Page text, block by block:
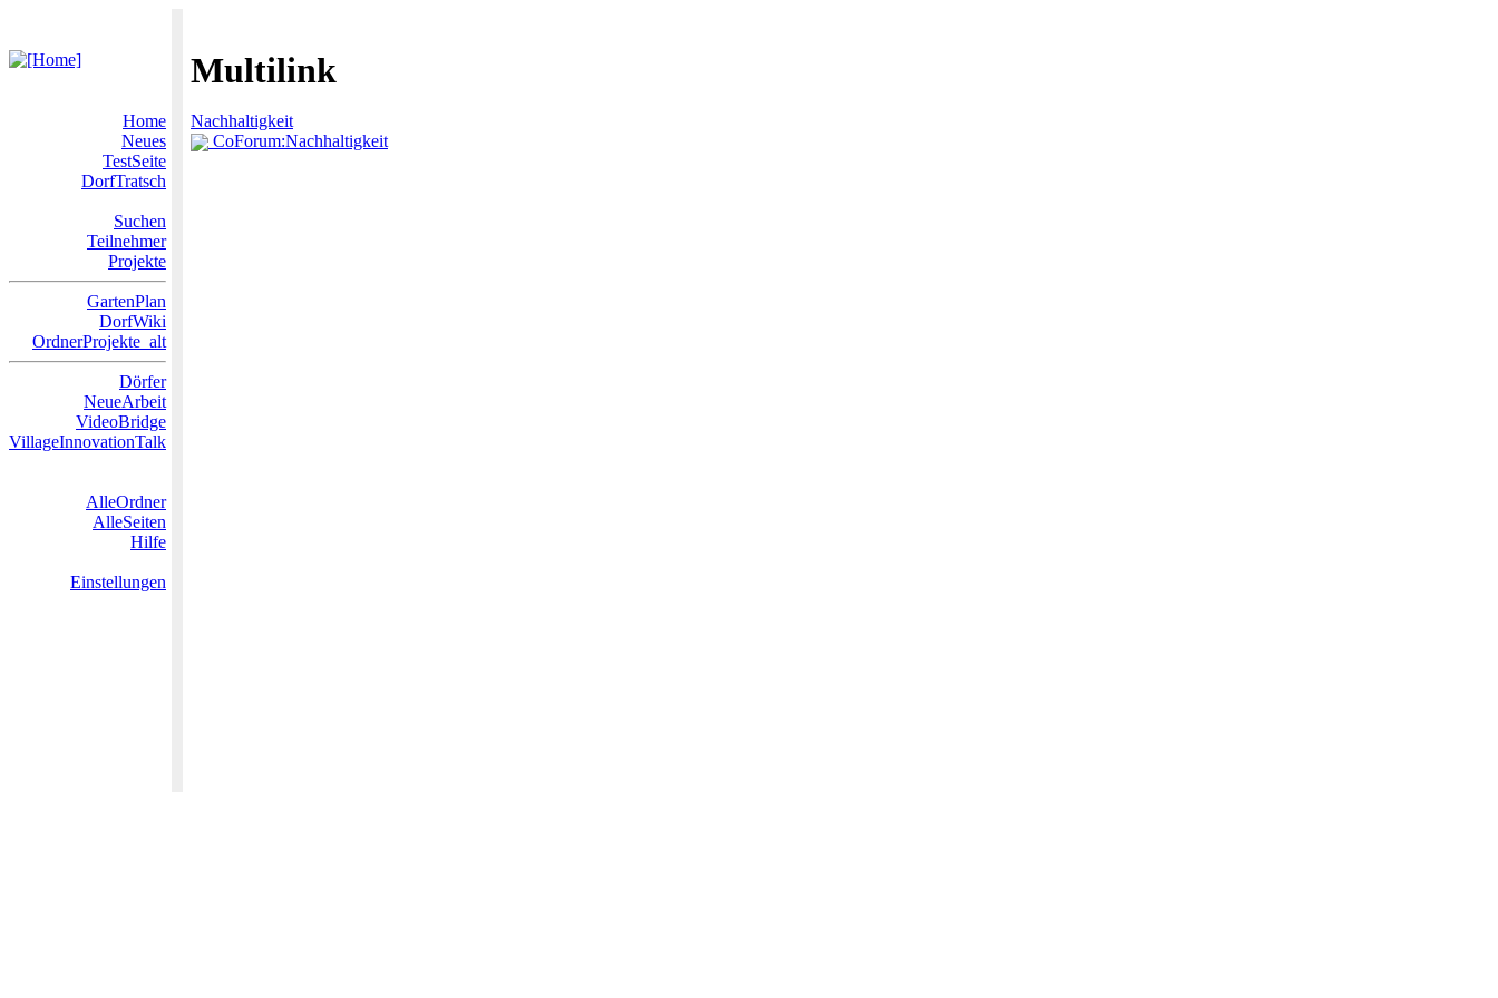
Multilink
Home
Neues
TestSeite
DorfTratsch
Suchen
Teilnehmer
Projekte
GartenPlan
DorfWiki
OrdnerProjekte_alt
Dörfer
NeueArbeit
VideoBridge
VillageInnovationTalk
AlleOrdner
AlleSeiten
Hilfe
Einstellungen
Nachhaltigkeit
CoForum:Nachhaltigkeit